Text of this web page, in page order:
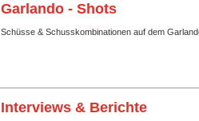
Garlando - Shots
Schüsse & Schusskombinationen auf dem
Interviews & Berichte